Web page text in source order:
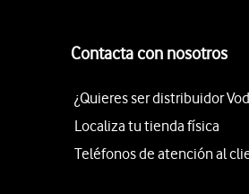
Contacta con nosotros
¿Quieres ser distribuidor
Localiza tu tienda física
Teléfonos de atención al